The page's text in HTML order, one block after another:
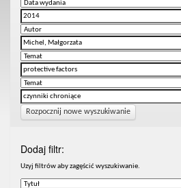
Rozpocznij nowe wyszukiwanie
Dodaj filtr:
Uzyj filtrów aby zagęścić wyszukiwanie.